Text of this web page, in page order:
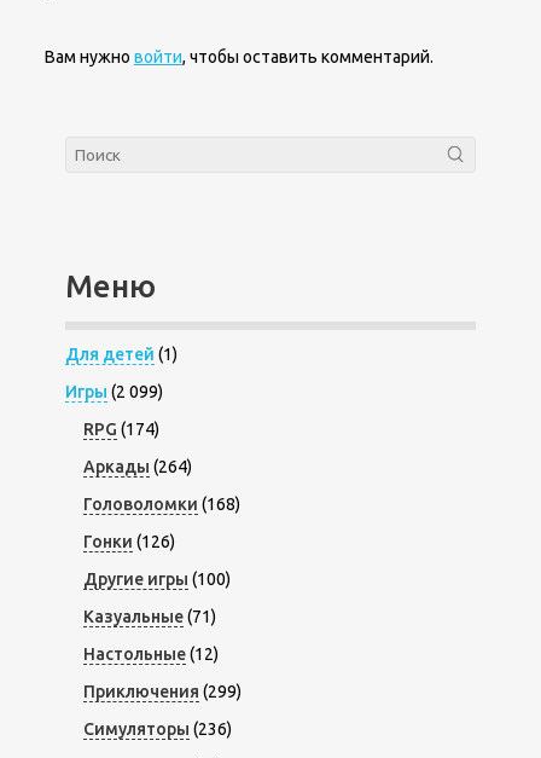
Вам нужно войти, чтобы оставить комментарий.
Меню
Для детей (1)
Игры (2 099)
RPG (174)
Аркады (264)
Головоломки (168)
Гонки (126)
Другие игры (100)
Казуальные(71)
Настольные(12)
Приключения (299)
Симуляторы (236)